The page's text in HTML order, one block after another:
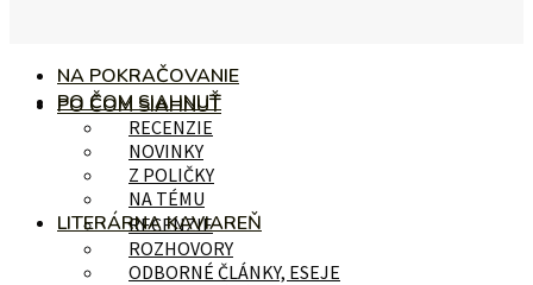
PO ČOM SIAHNUŤ
RECENZIE
NA POKRAČOVANIE
PO ČOM SIAHNUŤ
RECENZIE
NOVINKY
Z POLIČKY
NA TÉMU
LITERÁRNA KAVIAREŇ
ROZHOVORY
ODBORNÉ ČLÁNKY, ESEJE